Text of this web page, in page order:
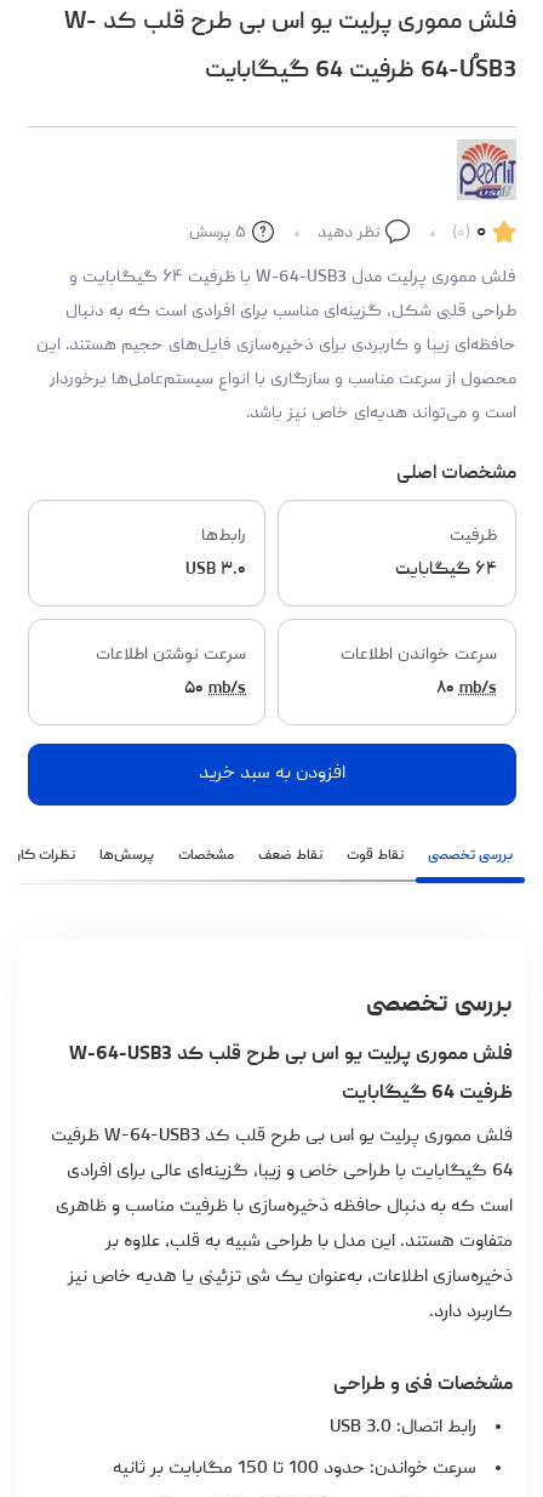
فلش مموری پرلیت یو اس بی طرح قلب کد W-
64-UُSB3 ظرفیت 64 گیگابایت
۰ (۰) نظر دهید ۵ پرسش
فلش مموری پرلیت مدل W-64-USB3 با ظرفیت ۶۴ گیگابایت و
طراحی قلبی شکل، گزینه‌ای مناسب برای افرادی است که به‌ دنبال
حافظه‌ای زیبا و کاربردی برای ذخیره‌سازی فایل‌های حجیم هستند. این
محصول از سرعت مناسب و سازگاری با انواع سیستم‌عامل‌ها برخوردار
است و می‌تواند هدیه‌ای خاص نیز باشد.
مشخصات اصلی
ظرفیت
۶۴ گیگابایت
رابط‌ها
USB ۳.۰
سرعت خواندن اطلاعات
۸۰mb/s
سرعت نوشتن اطلاعات
۵۰ mb/s
افزودن به سبد خرید
بررسی تخصصی نقاط قوت نقاط ضعف مشخصات پرسش‌ها نظرات
بررسی تخصصی
فلش مموری پرلیت یو اس بی طرح قلب کد W-64-USB3
ظرفیت 64 گیگابایت
فلش مموری پرلیت یو اس بی طرح قلب کد W-64-USB3 ظرفیت
64 گیگابایت با طراحی خاص و زیبا، گزینه‌ای عالی برای افرادی
است که به دنبال حافظه ذخیره‌سازی با ظرفیت مناسب و ظاهری
متفاوت هستند. این مدل با طراحی شبیه به قلب، علاوه بر
ذخیره‌سازی اطلاعات، به‌عنوان یک شی تزئینی یا هدیه خاص نیز
کاربرد دارد.
مشخصات فنی و طراحی
رابط اتصال: USB 3.0
سرعت خواندن: حدود 100 تا 150 مگابایت بر ثانیه